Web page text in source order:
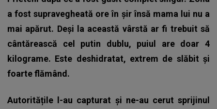
a fost supravegheată ore în șir însă mama lui nu a
mai apărut. Deși la această vârstă ar fi trebuit să
cântărească cel putin dublu, puiul are doar 4
kilograme. Este deshidratat, extrem de slăbit și
foarte flămând.
Autoritățile l-au capturat și ne-au cerut sprijinul